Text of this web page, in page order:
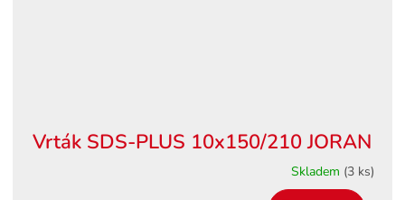
Vrták SDS-PLUS 10x150/210 JORAN
Skladem (3 ks)